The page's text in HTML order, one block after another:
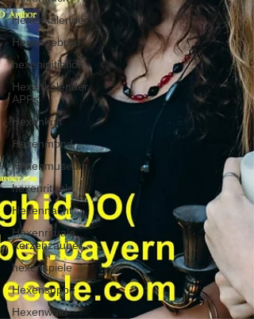
Hexenkalender
Hexengebräu
hexeninitiation
Hexenkalender
APPs
Hexenkult
Hexenmond
Hexenmuseum
hexenrituale
Hexennacht
Hexenrituale
Kerzenzauber
hexenspiele
Hexensuppe
Hexenwald